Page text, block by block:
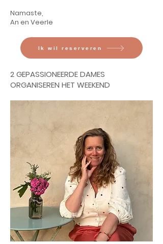
Namaste,
An en Veerle
Ik wil reserveren
2 GEPASSIONEERDE DAMES
ORGANISEREN HET WEEKEND